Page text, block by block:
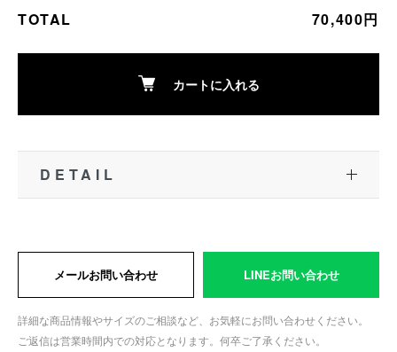
TOTAL 70,400円
カートに入れる
DETAIL
メールお問い合わせ LINEお問い合わせ
詳細な商品情報やサイズのご相談など、お気軽にお問い合わせください。
ご返信は営業時間内での対応となります。何卒ご了承ください。